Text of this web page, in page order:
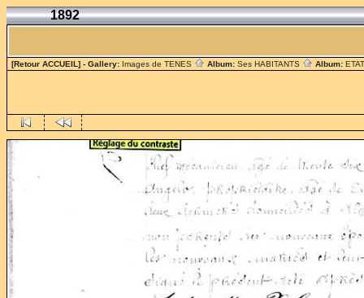
1892
[Retour ACCUEIL] - Gallery: Images de TENES Album: Ses HABITANTS Album: